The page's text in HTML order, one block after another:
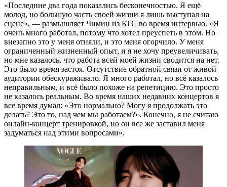
«Последние два года показались бесконечностью. Я ещё
молод, но большую часть своей жизни я лишь выступал на
сцене», — размышляет Чимин из БТС во время интервью. «Я
очень много работал, потому что хотел преуспеть в этом. Но
внезапно это у меня отняли, и это меня огорчило. У меня
ограниченный жизненный опыт, и я не хочу преувеличивать,
но мне казалось, что работа всей моей жизни сводится на нет.
Это было время застоя. Отсутствие обратной связи от живой
аудитории обескураживало. Я много работал, но всё казалось
неправильным, и всё было похоже на репетицию. Это просто
не казалось реальным. Во время наших недавних концертов я
все время думал: «Это нормально? Могу я продолжать это
делать? Это то, над чем мы работаем?». Конечно, я не считаю
онлайн-концерт тренировкой, но он все же заставил меня
задуматься над этими вопросами».